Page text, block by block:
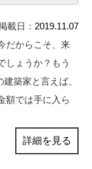
載日： 2019.11.07
だからこそ、来
しょうか？もう
築家と言えば、
額では手に入ら
詳細を見る